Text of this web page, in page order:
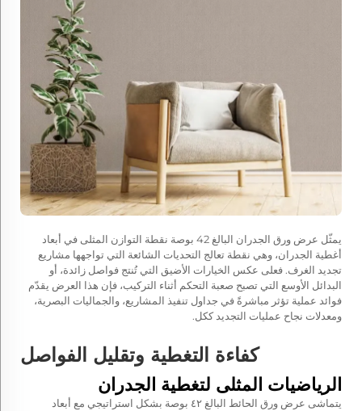
يمثّل عرض ورق الجدران البالغ 42 بوصة نقطة التوازن المثلى في أبعاد
أغطية الجدران، وهي نقطة تعالج التحديات الشائعة التي تواجهها مشاريع
تجديد الغرف. فعلى عكس الخيارات الأضيق التي تُنتج فواصل زائدة، أو
البدائل الأوسع التي تصبح صعبة التحكم أثناء التركيب، فإن هذا العرض يقدّم
فوائد عملية تؤثر مباشرةً في جداول تنفيذ المشاريع، والجماليات البصرية،
ومعدلات نجاح عمليات التجديد ككل.
كفاءة التغطية وتقليل الفواصل
الرياضيات المثلى لتغطية الجدران
يتماشى عرض ورق الحائط البالغ ٤٢ بوصة بشكل استراتيجي مع أبعاد